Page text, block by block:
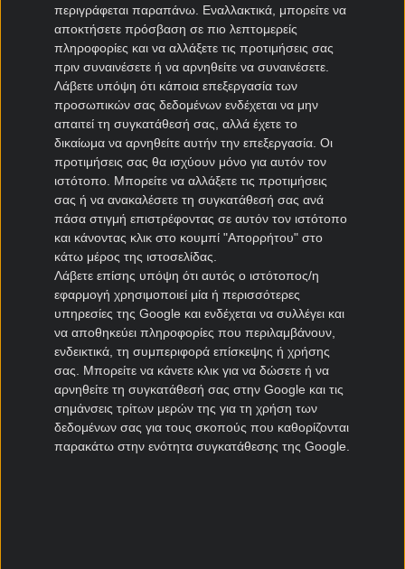
περιγράφεται παραπάνω. Εναλλακτικά, μπορείτε να
αποκτήσετε πρόσβαση σε πιο λεπτομερείς
πληροφορίες και να αλλάξετε τις προτιμήσεις σας
πριν συναινέσετε ή να αρνηθείτε να συναινέσετε.
Λάβετε υπόψη ότι κάποια επεξεργασία των
προσωπικών σας δεδομένων ενδέχεται να μην
απαιτεί τη συγκατάθεσή σας, αλλά έχετε το
δικαίωμα να αρνηθείτε αυτήν την επεξεργασία. Οι
προτιμήσεις σας θα ισχύουν μόνο για αυτόν τον
ιστότοπο. Μπορείτε να αλλάξετε τις προτιμήσεις
σας ή να ανακαλέσετε τη συγκατάθεσή σας ανά
πάσα στιγμή επιστρέφοντας σε αυτόν τον ιστότοπο
και κάνοντας κλικ στο κουμπί "Απορρήτου" στο
κάτω μέρος της ιστοσελίδας.
Λάβετε επίσης υπόψη ότι αυτός ο ιστότοπος/η
εφαρμογή χρησιμοποιεί μία ή περισσότερες
υπηρεσίες της Google και ενδέχεται να συλλέγει και
να αποθηκεύει πληροφορίες που περιλαμβάνουν,
ενδεικτικά, τη συμπεριφορά επίσκεψης ή χρήσης
σας. Μπορείτε να κάνετε κλικ για να δώσετε ή να
αρνηθείτε τη συγκατάθεσή σας στην Google και τις
σημάνσεις τρίτων μερών της για τη χρήση των
δεδομένων σας για τους σκοπούς που καθορίζονται
παρακάτω στην ενότητα συγκατάθεσης της Google.
Παρί Σεν Ζερμέν μεταγραφές
Μονακό μεταγραφές
Μαρσέιγ μεταγραφές
Λυών μεταγραφές
Μεταγραφές Super League 2
Ηρακλής μεταγραφές
ΠΑΣ Γιάννινα μεταγραφές
Πανιώνιος μεταγραφές
Καλλιθέα μεταγραφές
Καλαμάτα μεταγραφές
Νίκη Βόλου μεταγραφές
Μεταγραφές Cyprus League
Πάφος μεταγραφές
ΑΠΟΕΛ μεταγραφές
ΑΕΚ Λάρνακας μεταγραφές
Ομόνοια μεταγραφές